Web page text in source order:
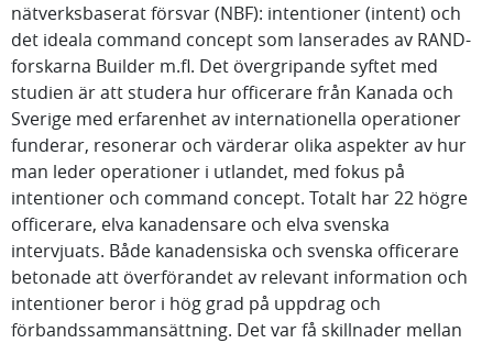
nätverksbaserat försvar (NBF): intentioner (intent) och
det ideala command concept som lanserades av RAND-
forskarna Builder m.fl. Det övergripande syftet med
studien är att studera hur officerare från Kanada och
Sverige med erfarenhet av internationella operationer
funderar, resonerar och värderar olika aspekter av hur
man leder operationer i utlandet, med fokus på
intentioner och command concept. Totalt har 22 högre
officerare, elva kanadensare och elva svenska
intervjuats. Både kanadensiska och svenska officerare
betonade att överförandet av relevant information och
intentioner beror i hög grad på uppdrag och
förbandssammansättning. Det var få skillnader mellan